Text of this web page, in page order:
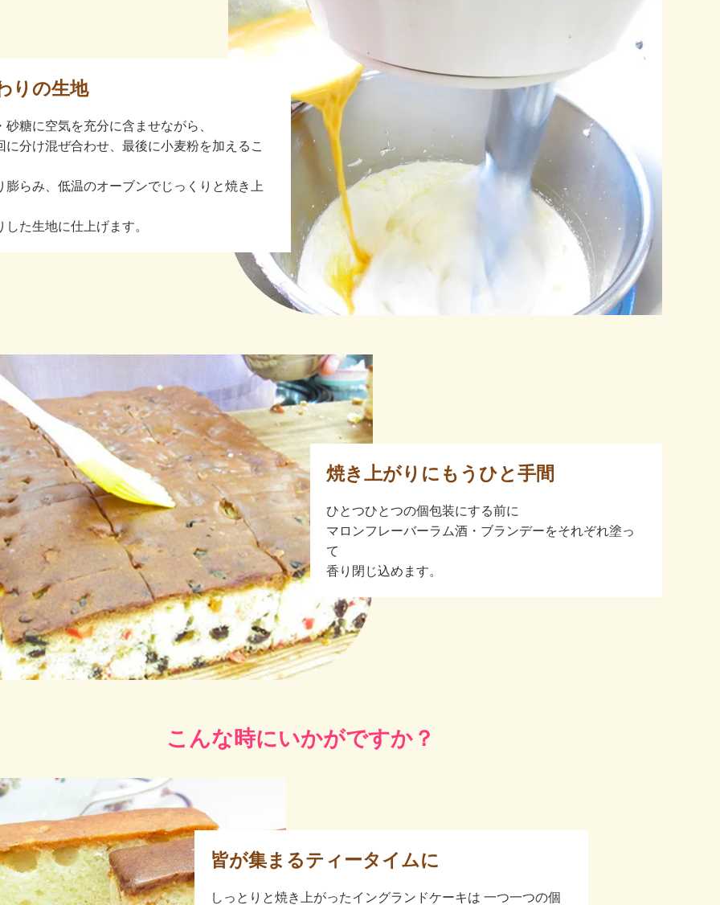
りの生地
砂糖に空気を充分に含ませながら、
に分け混ぜ合わせ、最後に小麦粉を加えるこ
膨らみ、低温のオーブンでじっくりと焼き上
した生地に仕上げます。
焼き上がりにもうひと手間
ひとつひとつの個包装にする前に
マロンフレーバーラム酒・ブランデーをそれぞれ塗っ
て
香り閉じ込めます。
こんな時にいかがですか？
皆が集まるティータイムに
しっとりと焼き上がったイングランドケーキは 一つ一つの個